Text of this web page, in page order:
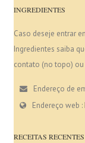
INGREDIENTES
Caso deseje entrar
Ingredientes saiba
contato (no topo)
Endereço de
Endereço web :
RECEITAS RECENTES